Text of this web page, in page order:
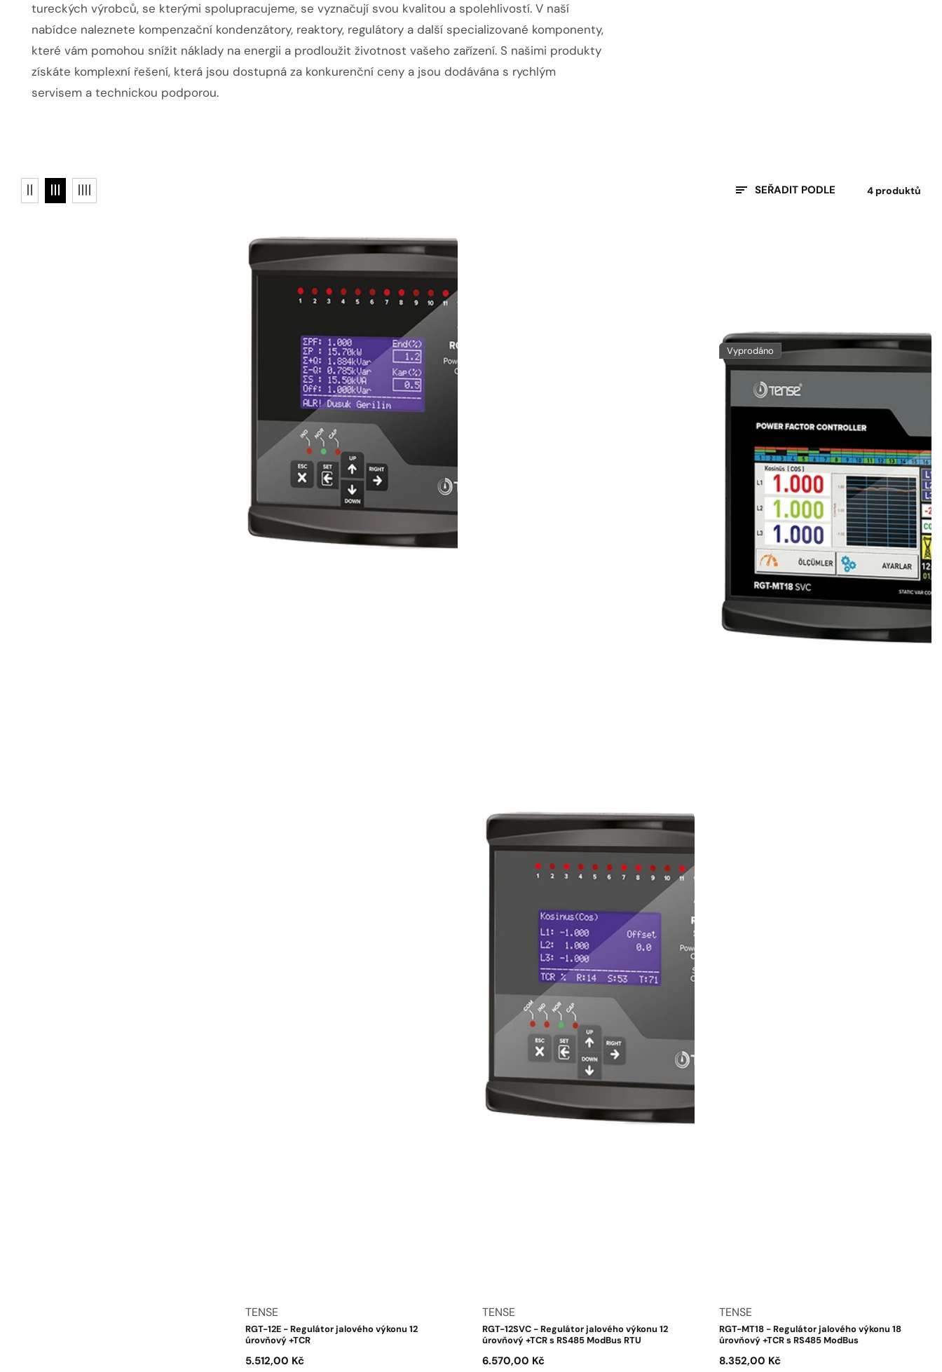
tureckých výrobců, se kterými spolupracujeme, se vyznačují svou kvalitou a spolehlivostí. V naší
nabídce naleznete kompenzační kondenzátory, reaktory, regulátory a další specializované komponenty,
které vám pomohou snížit náklady na energii a prodloužit životnost vašeho zařízení. S našimi produkty
získáte komplexní řešení, která jsou dostupná za konkurenční ceny a jsou dodávána s rychlým
servisem a technickou podporou.
SEŘADIT PODLE 4 produktů
TENSE
RGT-12E - Regulátor jalového výkonu 12
úrovňový +TCR
Běžná
5.512,00 Kč
TENSE
RGT-12SVC - Regulátor jalového výkonu 12
úrovňový +TCR s RS485 ModBus RTU
Běžná
6.570,00 Kč
Vyprodáno
TENSE
RGT-MT18 - Regulátor jalového výkonu 18
úrovňový +TCR s RS485 ModBus
Běžná
8.352,00 Kč